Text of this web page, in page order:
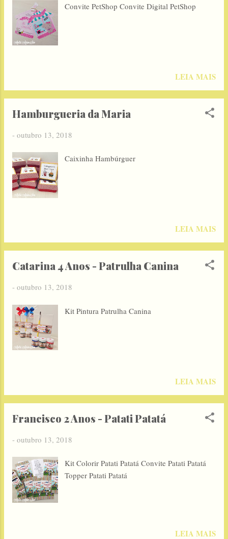
Convite PetShop Convite Digital PetShop
LEIA MAIS
Hamburgueria da Maria
- outubro 13, 2018
Caixinha Hambúrguer
LEIA MAIS
Catarina 4 Anos - Patrulha Canina
- outubro 13, 2018
Kit Pintura Patrulha Canina
LEIA MAIS
Francisco 2 Anos - Patati Patatá
- outubro 13, 2018
Kit Colorir Patati Patatá Convite Patati Patatá
Topper Patati Patatá
LEIA MAIS